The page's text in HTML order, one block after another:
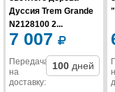
Дуссия Trem Grande
N2128100 2...
7 007
Передача
на
доставку:
100 дней